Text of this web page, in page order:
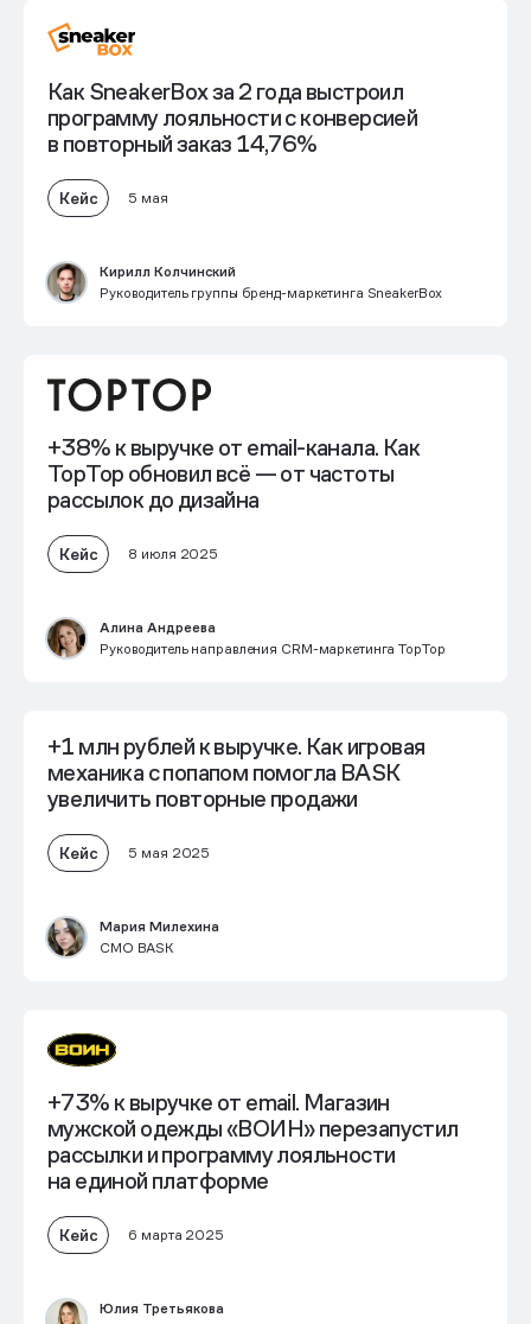
Как SneakerBox за 2 года выстроил
программу лояльностис конверсией
в повторный заказ 14,76%
Кейс 5 мая
Кирилл Колчинский
Руководитель группы бренд-маркетинга SneakerBox
+38% к выручке от email-канала. Как
TopTop обновил всё — от частоты
рассылок до дизайна
Кейс 8 июля 2025
Алина Андреева
Руководитель направления CRM-маркетинга TopTop
+1 млн рублей к выручке. Как игровая
механика с попапом помогла BASK
увеличить повторные продажи
Кейс 5 мая 2025
Мария Милехина
CMO BASK
+73% к выручке от email. Магазин
мужской одежды «ВОИН» перезапустил
рассылки и программу лояльности
на единой платформе
Кейс 6 марта 2025
Юлия Третьякова